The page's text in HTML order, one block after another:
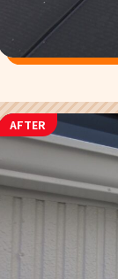
AFTER